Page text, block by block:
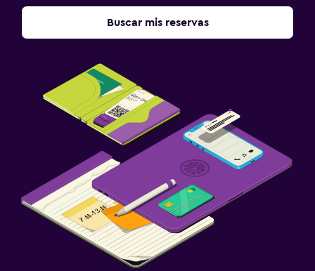
Comidas para niños
Equipo infantil para zona de juegos al aire libre
Piscina y spa
Aire libre
Buscar mis reservas